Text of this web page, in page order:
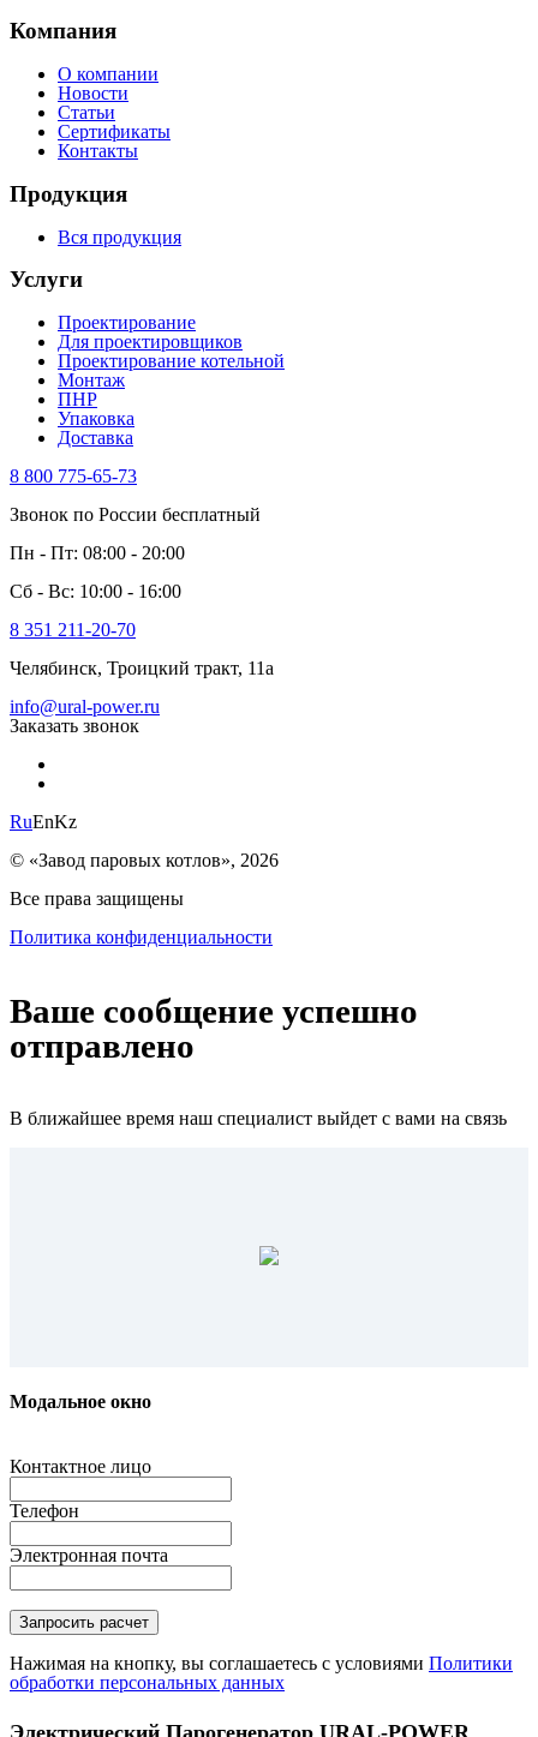
Компания
О компании
Новости
Статьи
Сертификаты
Контакты
Продукция
Вся продукция
Услуги
Проектирование
Для проектировщиков
Проектирование котельной
Монтаж
ПНР
Упаковка
Доставка
8 800 775-65-73
Звонок по России бесплатный
Пн - Пт: 08:00 - 20:00
Сб - Вс: 10:00 - 16:00
8 351 211-20-70
Челябинск, Троицкий тракт, 11а
info@ural-power.ru
Заказать звонок
RuEnKz
© «Завод паровых котлов», 2026
Все права защищены
Политика конфиденциальности
Ваше сообщение успешно
отправлено
В ближайшее время наш специалист выйдет с вами на связь
Модальное окно
Контактное лицо
Телефон
Электронная почта
Нажимая на кнопку, вы соглашаетесь с условиями Политики
обработки персональных данных
Электрический Парогенератор URAL-POWER